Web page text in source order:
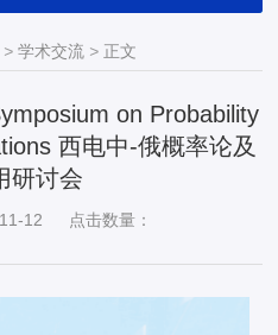
> 学术交流 > 正文
on Probability
西电中-俄概率论及
研讨会
12 点击数量：